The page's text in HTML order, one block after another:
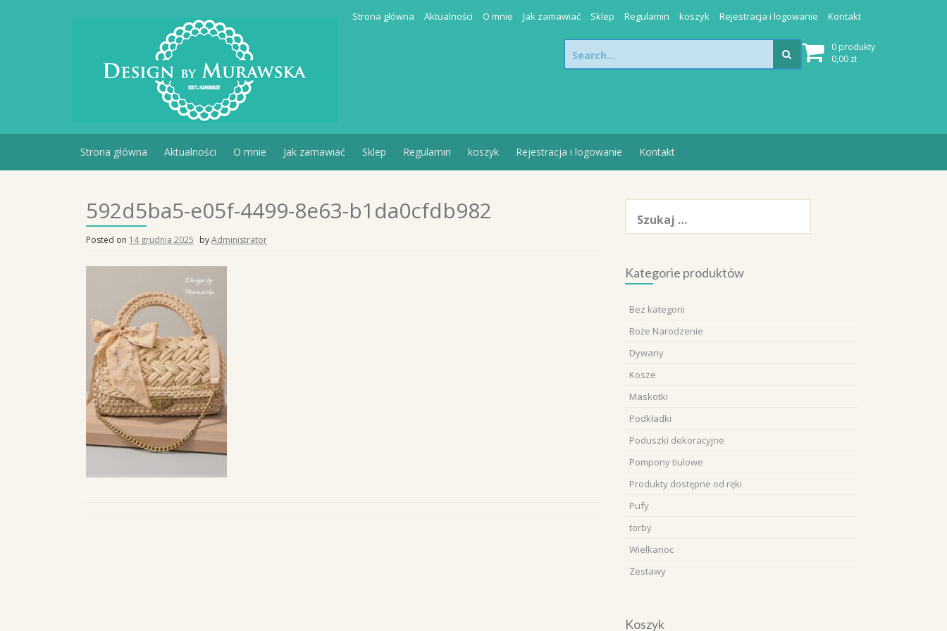
Strona główna Aktualności O mnie Jak zamawiać Sklep Regulamin koszyk Rejestracja i logowanie Kontakt
0 produkty
0,00 zł
Search
for:
Strona główna Aktualności O mnie Jak zamawiać Sklep Regulamin koszyk Rejestracja i logowanie Kontakt
592d5ba5-e05f-4499-8e63-b1da0cfdb982
Posted on 14 grudnia 2025 byAdministrator
Szukaj:
Kategorie produktów
Bez kategorii
Boże Narodzenie
Dywany
Kosze
Maskotki
Podkładki
Poduszki dekoracyjne
Pompony tiulowe
Produkty dostępne od ręki
Pufy
torby
Wielkanoc
Zestawy
Koszyk